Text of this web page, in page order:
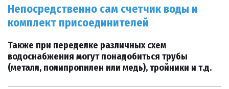
Непосредственно сам счетчик воды и
комплект присоединителей
Также при переделке различных схем
водоснабжения могут понадобиться трубы
(металл, полипропилен или медь), тройники и т.д.